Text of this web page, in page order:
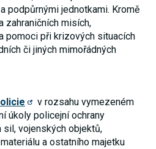
podpůrnými jednotkami. Kromě
zahraničních misích,
pomoci při krizových situacích
či jiných mimořádných
v rozsahu vymezeném
úkoly policejní ochrany
sil, vojenských objektů,
a ostatního majetku